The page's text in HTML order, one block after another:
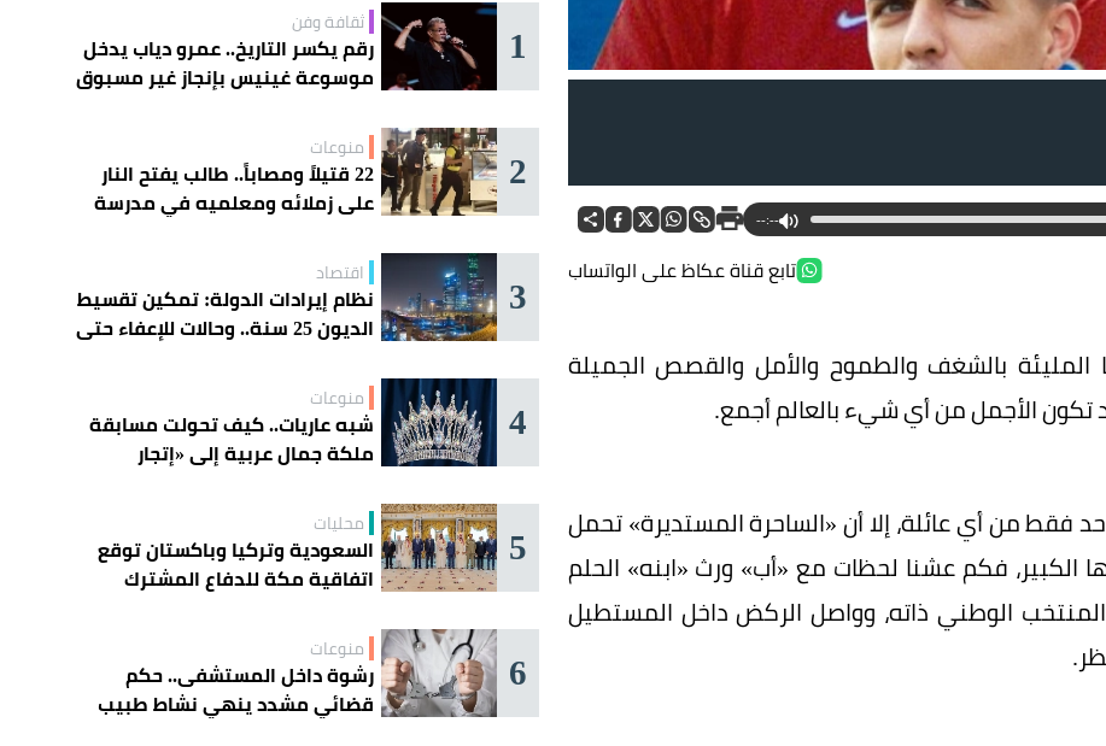
--:--
تابع قناة عكاظ على الواتساب
المليئة بالشغف والطموح والأمل والقصص الجميلة
الأجمل من أي شيء بالعالم أجمع.
فقط من أي عائلة، إلا أن «الساحرة المستديرة» تحمل
الكبير، فكم عشنا لحظات مع «أب» ورث «ابنه» الحلم
الوطني ذاته، وواصل الركض داخل المستطيل
1 ثقافة وفن
رقم يكسر التاريخ.. عمرو دياب يدخل
موسوعة غينيس بإنجاز غير مسبوق
2 منوعات
22 قتيلاً ومصاباً.. طالب يفتح النار
على زملائه ومعلميه في مدرسة
3 اقتصاد
نظام إيرادات الدولة: تمكين تقسيط
الديون 25 سنة.. وحالات للإعفاء حتى
4 منوعات
شبه عاريات.. كيف تحولت مسابقة
ملكة جمال عربية إلى «إتجار
5 محليات
السعودية وتركيا وباكستان توقع
اتفاقية مكة للدفاع المشترك
6 منوعات
رشوة داخل المستشفى.. حكم
قضائي مشدد ينهي نشاط طبيب